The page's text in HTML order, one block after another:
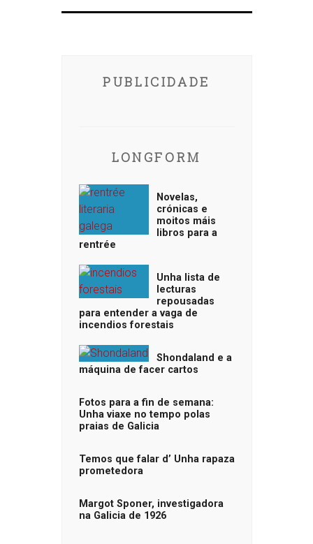
PUBLICIDADE
LONGFORM
Novelas,
crónicas e
moitos máis
libros para a
rentrée
Unha lista de
lecturas
repousadas
para entender a vaga de
incendios forestais
Shondaland e a
máquina de facer cartos
Fotos para a fin de semana:
Unha viaxe no tempo polas
praias de Galicia
Temos que falar d’ Unha rapaza
prometedora
Margot Sponer, investigadora
na Galicia de 1926